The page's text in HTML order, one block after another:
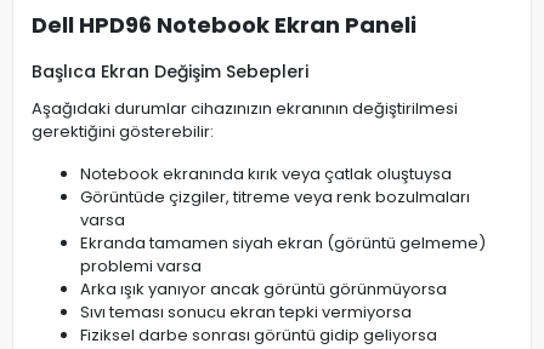
Dell HPD96 Notebook Ekran Paneli
Başlıca Ekran Değişim Sebepleri
Aşağıdaki durumlar cihazınızın ekranının değiştirilmesi
gerektiğini gösterebilir:
Notebook ekranında kırık veya çatlak oluştuysa
Görüntüde çizgiler, titreme veya renk bozulmaları
varsa
Ekranda tamamen siyah ekran (görüntü gelmeme)
problemi varsa
Arka ışık yanıyor ancak görüntü görünmüyorsa
Sıvı teması sonucu ekran tepki vermiyorsa
Fiziksel darbe sonrası görüntü gidip geliyorsa